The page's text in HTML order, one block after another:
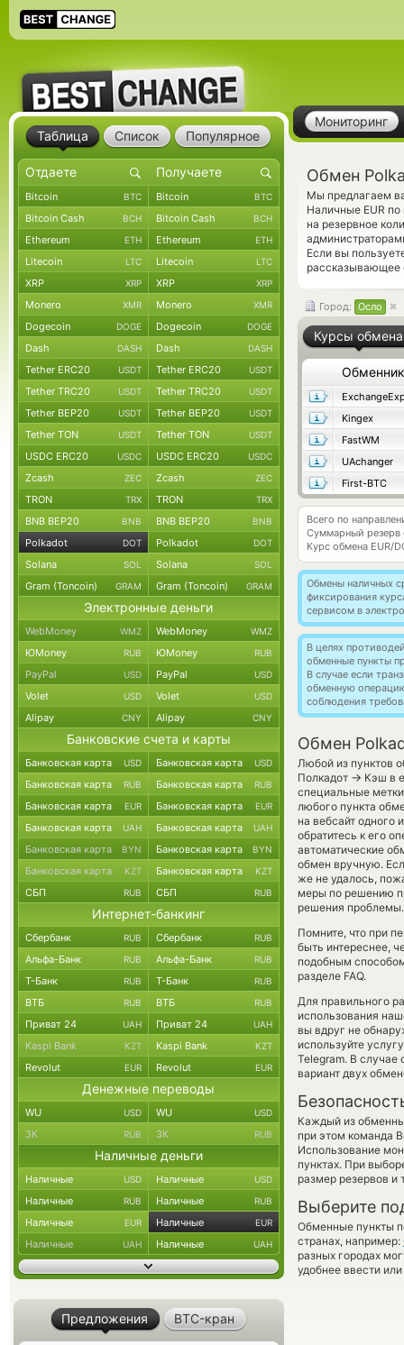
Мониторинг
Обмен
Мы предлагаем
Наличные EUR
на резервное
Если вы
рассказывающее
Город: Осло
Курсы обмена
Обменник
Kingex
FastWM
UAchanger
First-BTC
Всего по
Суммарный резерв
Курс обмена EUR/
Обмены наличных
фиксирования
сервисом в
В целях
обменные пункты
В случае если
обменную
соблюдения
Обмен
Любой из пунктов
Полкадот → Кэш в
специальные
любого пункта
на вебсайт
обратитесь к его
автоматические
обмен вручную.
же не удалось,
меры по решению
решения проблемы.
Помните, что при
быть интереснее,
подобным
разделе FAQ.
Для правильного
использования
вы вдруг не
используйте
Telegram. В
вариант двух
Каждый из
при этом команда
Использование
пунктах. При
размер резервов и
Выберите
Обменные пункты
странах, например:
разных городах
удобнее ввести
Таблица Список Популярное
Bitcoin BTC Bitcoin BTC
Bitcoin Cash BCH Bitcoin Cash BCH
Ethereum ETH Ethereum ETH
Litecoin LTC Litecoin LTC
XRP XRP XRP XRP
Monero XMR Monero XMR
Dogecoin DOGE Dogecoin DOGE
Dash DASH Dash DASH
Tether ERC20 USDT Tether ERC20 USDT
Tether TRC20 USDT Tether TRC20 USDT
Tether BEP20 USDT Tether BEP20 USDT
Tether TON USDT Tether TON USDT
USDC ERC20 USDC USDC ERC20 USDC
Zcash ZEC Zcash ZEC
TRON TRX TRON TRX
BNB BEP20 BNB BNB BEP20 BNB
Polkadot DOT Polkadot DOT
Solana SOL Solana SOL
Gram (Toncoin) GRAM Gram (Toncoin) GRAM
Электронные деньги
WebMoney WMZ WebMoney WMZ
ЮMoney RUB ЮMoney RUB
PayPal USD PayPal USD
Volet USD Volet USD
Alipay CNY Alipay CNY
Банковские счета и карты
Банковская карта USD Банковская карта USD
Банковская карта RUB Банковская карта RUB
Банковская карта EUR Банковская карта EUR
Банковская карта UAH Банковская карта UAH
Банковская карта BYN Банковская карта BYN
Банковская карта KZT Банковская карта KZT
СБП RUB СБП RUB
Интернет-банкинг
Сбербанк RUB Сбербанк RUB
Альфа-Банк RUB Альфа-Банк RUB
Т-Банк RUB Т-Банк RUB
ВТБ RUB ВТБ RUB
Приват 24 UAH Приват 24 UAH
Kaspi Bank KZT Kaspi Bank KZT
Revolut EUR Revolut EUR
Денежные переводы
WU USD WU USD
ЗК RUB ЗК RUB
Наличные деньги
Наличные USD Наличные USD
Наличные RUB Наличные RUB
Наличные EUR Наличные EUR
Наличные UAH Наличные UAH
Предложения BTC-кран